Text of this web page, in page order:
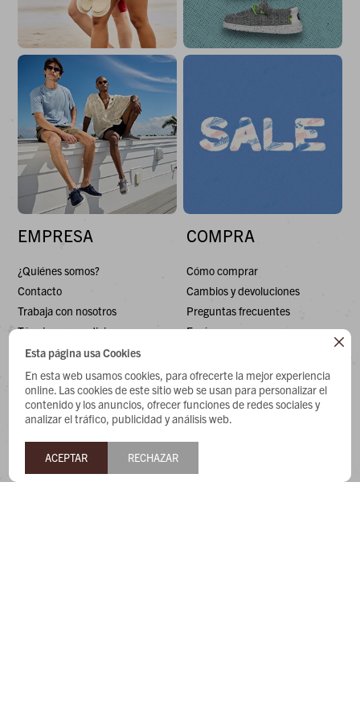

Esta página usa Cookies
En esta web usamos cookies, para ofrecerte la mejor experiencia
online. Las cookies de este sitio web se usan para personalizar el
contenido y los anuncios, ofrecer funciones de redes sociales y
analizar el tráfico, publicidad y análisis web.
ACEPTAR RECHAZAR
EMPRESA
¿Quiénes somos?
Contacto
Trabaja con nosotros
Términos y condiciones
COMPRA
Cómo comprar
Cambios y devoluciones
Preguntas frecuentes
Envíos
CONTACTO
Whatsapp: 091487180
Teléfono: 27169991
Lunes a jueves de 9:00 a 13:00 y de 14:00 a 17:45, viernes de